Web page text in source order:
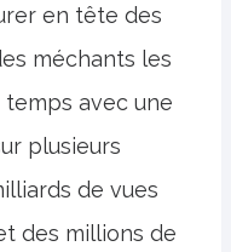
en tête des
méchants les
avec une
plusieurs
de vues
des millions de